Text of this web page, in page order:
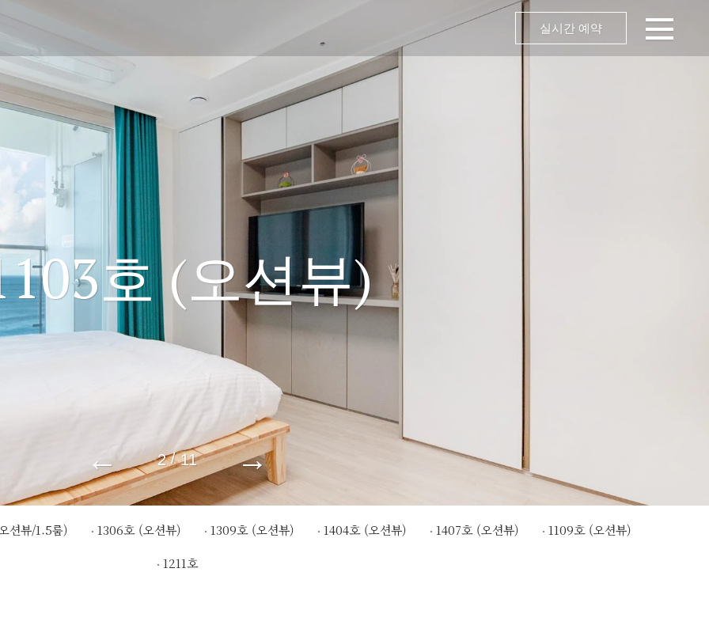
실시간 예약
호 (오션뷰)
← 2/11 →
션뷰/1.5룸) 1306호 (오션뷰) 1309호 (오션뷰) 1404호 (오션뷰) 1407호 (오션뷰)
1109호 (오션뷰)
1211호